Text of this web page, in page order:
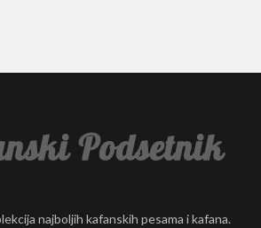
najboljih kafanskih pesama i kafana.